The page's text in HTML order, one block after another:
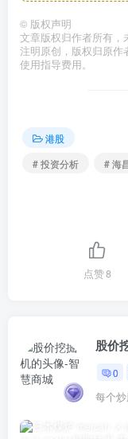
© 版权声明
文章版权归作者所有，
注明原创，版权归原作
使用指导费用。
港股
# 投资分析
# 海
点赞8
股价
0